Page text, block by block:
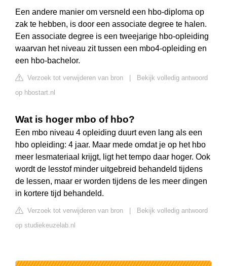
Een andere manier om versneld een hbo-diploma op
zak te hebben, is door een associate degree te halen.
Een associate degree is een tweejarige hbo-opleiding
waarvan het niveau zit tussen een mbo4-opleiding en
een hbo-bachelor.
Verzoek tot verwijderen van bron
Bekijk volledig antwoord
op hbostart.nl
Wat is hoger mbo of hbo?
Een mbo niveau 4 opleiding duurt even lang als een
hbo opleiding: 4 jaar. Maar mede omdat je op het hbo
meer lesmateriaal krijgt, ligt het tempo daar hoger. Ook
wordt de lesstof minder uitgebreid behandeld tijdens
de lessen, maar er worden tijdens de les meer dingen
in kortere tijd behandeld.
Verzoek tot verwijderen van bron
Bekijk volledig antwoord
op studiekeuzelab.nl